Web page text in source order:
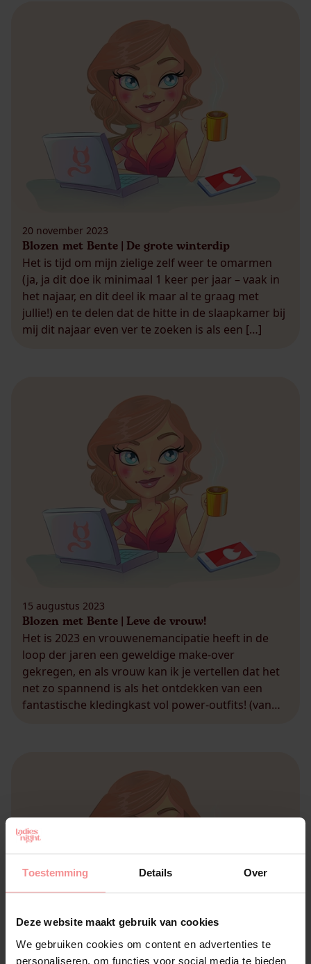
Toestemming Details Over
Deze website maakt gebruik van cookies
We gebruiken cookies om content en advertenties te
personaliseren, om functies voor social media te bieden
20 november 2023
Blozen met Bente | De grote winterdip
Het is tijd om mijn zielige zelf weer te omarmen
(ja, ja dit doe ik minimaal 1 keer per jaar – vaak in
het najaar, en dit deel ik maar al te graag met
jullie!) en te delen dat de hitte in de slaapkamer bij
mij dit najaar even ver te zoeken is als een […]
15 augustus 2023
Blozen met Bente | Leve de vrouw!
Het is 2023 en vrouwenemancipatie heeft in de
loop der jaren een geweldige make-over
gekregen, en als vrouw kan ik je vertellen dat het
net zo spannend is als het ontdekken van een
fantastische kledingkast vol power-outfits! (van